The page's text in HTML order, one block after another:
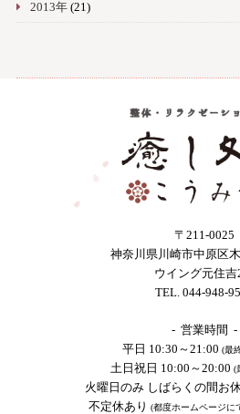
2013年(21)
〒211-0025
神奈川県川崎市中原区
ウイング元住吉
TEL. 044-948-
- 営業時間 -
平日 10:30～21:00 (最
土日祝日 10:00～20:00 (
火曜日のみ しばらくの間お
不定休あり (都度ホームページに